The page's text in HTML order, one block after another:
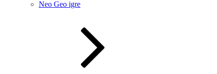
Neo Geo igre